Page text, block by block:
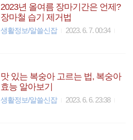
2023년 올여름 장마기간은 언제?
장마철 습기 제거법
생활정보/알쓸신잡 2023. 6. 7. 00:34
맛 있는 복숭아 고르는 법, 복숭아
효능 알아보기
생활정보/알쓸신잡 2023. 6. 6. 23:38